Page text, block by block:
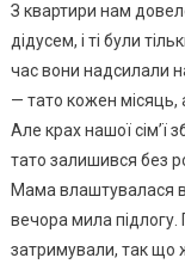
З квартири нам
дідусем, і ті були
час вони надсилали
— тато кожен місяць,
Але крах нашої сім’ї
тато залишився без
Мама влаштувалася в
вечора мила підлогу.
затримували, так що